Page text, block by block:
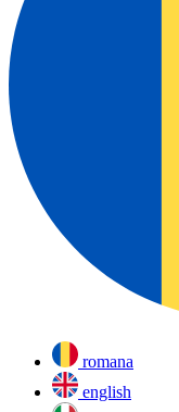
romana
english